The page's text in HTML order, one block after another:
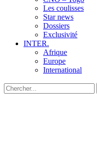
Les coulisses
Star news
Dossiers
Exclusivité
INTER.
Afrique
Europe
International